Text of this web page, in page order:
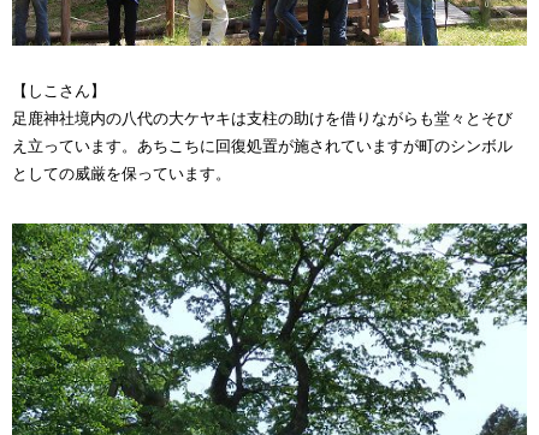
【しこさん】
足鹿神社境内の八代の大ケヤキは支柱の助けを借りながらも堂々とそび
え立っています。あちこちに回復処置が施されていますが町のシンボル
としての威厳を保っています。